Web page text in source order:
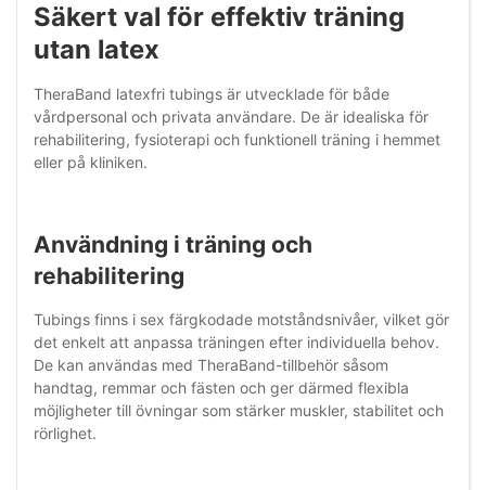
Säkert val för effektiv träning
utan latex
TheraBand latexfri tubings är utvecklade för både
vårdpersonal och privata användare. De är idealiska för
rehabilitering, fysioterapi och funktionell träning i hemmet
eller på kliniken.
Användning i träning och
rehabilitering
Tubings finns i sex färgkodade motståndsnivåer, vilket gör
det enkelt att anpassa träningen efter individuella behov.
De kan användas med TheraBand-tillbehör såsom
handtag, remmar och fästen och ger därmed flexibla
möjligheter till övningar som stärker muskler, stabilitet och
rörlighet.